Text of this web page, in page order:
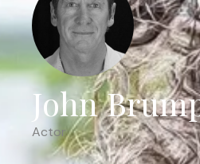
John
Actor